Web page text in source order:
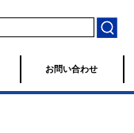
お問い合わせ